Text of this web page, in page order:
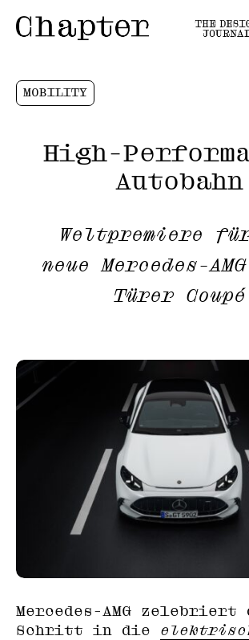
MOBILITY
High-
Autobahn
Weltpremiere
neue Mercedes-
Türer Coupé
Mercedes-AMG zelebriert
Schritt in die